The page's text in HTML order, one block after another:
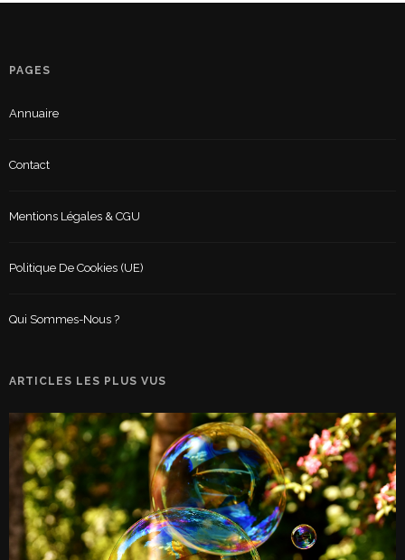
PAGES
Annuaire
Contact
Mentions Légales & CGU
Politique De Cookies (UE)
Qui Sommes-Nous ?
ARTICLES LES PLUS VUS